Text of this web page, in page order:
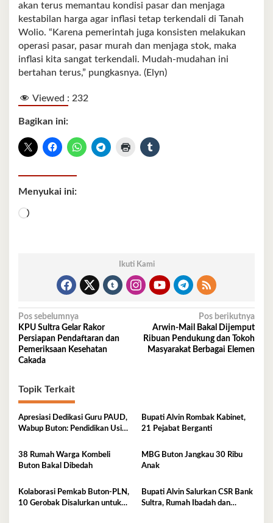
akan terus memantau kondisi pasar dan menjaga
kestabilan harga agar inflasi tetap terkendali di Tanah
Wolio. “Karena pemerintah juga konsisten melakukan
operasi pasar, pasar murah dan menjaga stok, maka
inflasi kita sangat terkendali. Mudah-mudahan ini
bertahan terus,” pungkasnya. (Elyn)
Viewed : 232
Bagikan ini:
Menyukai ini:
Memuat...
Ikuti Kami
Navigasi
pos
Pos sebelumnya
KPU Sultra Gelar Rakor
Persiapan Pendaftaran dan
Pemeriksaan Kesehatan
Cakada
Pos berikutnya
Arwin-Mail Bakal Dijemput
Ribuan Pendukung dan Tokoh
Masyarakat Berbagai Elemen
Topik Terkait
Apresiasi Dedikasi Guru PAUD,
Wabup Buton: Pendidikan Usia
Bupati Alvin Rombak Kabinet,
21 Pejabat Berganti
38 Rumah Warga Kombeli
Buton Bakal Dibedah
MBG Buton Jangkau 30 Ribu
Anak
Kolaborasi Pemkab Buton-PLN,
10 Gerobak Disalurkan untuk
Bupati Alvin Salurkan CSR Bank
Sultra, Rumah Ibadah dan